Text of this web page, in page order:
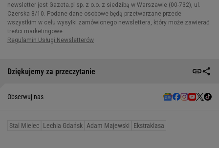
Dziękujemy za przeczytanie
Obserwuj nas
Stal Mielec Lechia Gdańsk Adam Majewski Ekstraklasa